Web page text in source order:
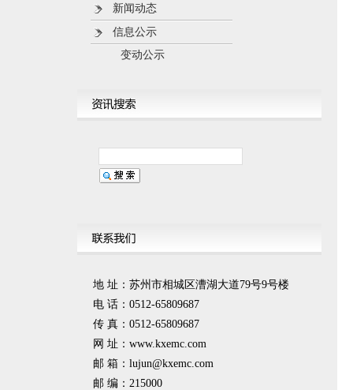
新闻动态
信息公示
变动公示
地 址：苏州市相城区漕湖大道79号9号楼
电 话：0512-65809687
传 真：0512-65809687
网 址：www.kxemc.com
邮 箱： lujun@kxemc.com
邮 编：215000